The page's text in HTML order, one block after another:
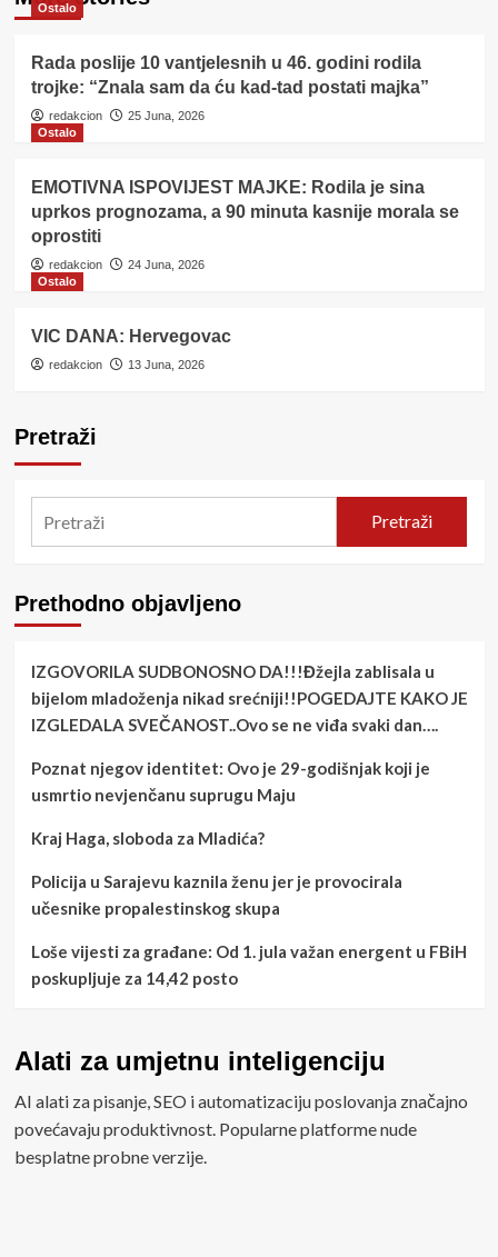
Ostalo
Rada poslije 10 vantjelesnih u 46. godini rodila
trojke: “Znala sam da ću kad-tad postati majka”
redakcion
25 Juna, 2026
Ostalo
EMOTIVNA ISPOVIJEST MAJKE: Rodila je sina
uprkos prognozama, a 90 minuta kasnije morala se
oprostiti
redakcion
24 Juna, 2026
Ostalo
VIC DANA: Hervegovac
redakcion 13 Juna, 2026
Pretraži
Pretraži
Prethodno objavljeno
IZGOVORILA SUDBONOSNO DA!!!Đžejla zablisala u
bijelom mladoženja nikad srećniji!!POGEDAJTE KAKO JE
IZGLEDALA SVEČANOST..Ovo se ne viđa svaki dan….
Poznat njegov identitet: Ovo je 29-godišnjak koji je
usmrtio nevjenčanu suprugu Maju
Kraj Haga, sloboda za Mladića?
Policija u Sarajevu kaznila ženu jer je provocirala
učesnike propalestinskog skupa
Loše vijesti za građane: Od 1. jula važan energent u FBiH
poskupljuje za 14,42 posto
Alati za umjetnu inteligenciju
AI alati za pisanje, SEO i automatizaciju poslovanja značajno
povećavaju produktivnost. Popularne platforme nude
besplatne probne verzije.